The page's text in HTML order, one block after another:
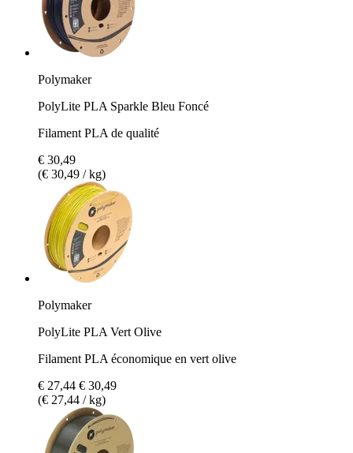
Polymaker
PolyLite PLA Sparkle Bleu Foncé
Filament PLA de qualité
€ 30,49
(€ 30,49 / kg)
Polymaker
PolyLite PLA Vert Olive
Filament PLA économique en vert olive
€ 27,44 € 30,49
(€ 27,44 / kg)